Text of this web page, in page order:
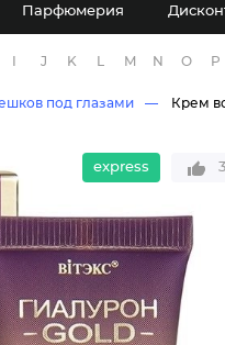
Парфюмерия
J K M N O P
под глазами Крем
express 3